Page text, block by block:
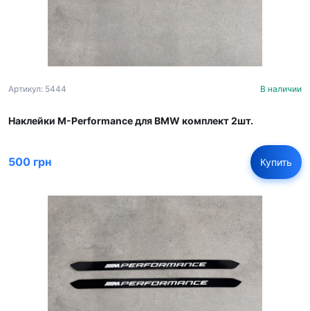
Артикул: 5444 В наличии
Наклейки M-Performance для BMW комплект 2шт.
500 грн Купить